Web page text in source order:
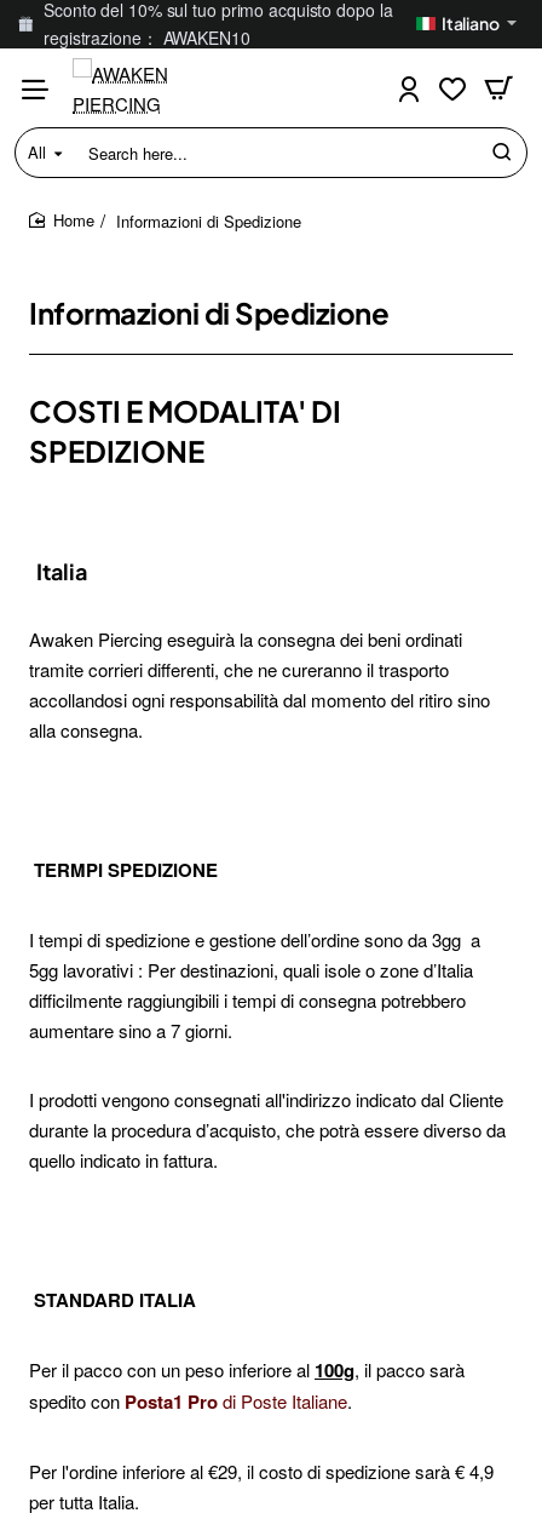
Sconto del 10% sul tuo primo acquisto dopo la
registrazione： AWAKEN10
Italiano
All
Search
here...
Informazioni di Spedizione
Informazioni di Spedizione
COSTI E MODALITA' DI
SPEDIZIONE
Italia
Awaken Piercing eseguirà la consegna dei beni ordinati
tramite corrieri differenti, che ne cureranno il trasporto
accollandosi ogni responsabilità dal momento del ritiro sino
alla consegna.
TERMPI SPEDIZIONE
I tempi di spedizione e gestione dell’ordine sono da 3gg a
5gg lavorativi : Per destinazioni, quali isole o zone d’Italia
difficilmente raggiungibili i tempi di consegna potrebbero
aumentare sino a 7 giorni.
I prodotti vengono consegnati all'indirizzo indicato dal Cliente
durante la procedura d’acquisto, che potrà essere diverso da
quello indicato in fattura.
STANDARD ITALIA
Per il pacco con un peso inferiore al 100g, il pacco sarà
spedito con Posta1 Prodi Poste Italiane.
Per l'ordine inferiore al €29, il costo di spedizione sarà € 4,9
per tutta Italia.